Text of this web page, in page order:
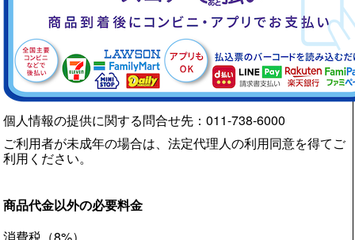
個人情報の提供に関する問合せ先：011-738-6000
ご利用者が未成年の場合は、法定代理人の利用同意を得てご
利用ください。
商品代金以外の必要料金